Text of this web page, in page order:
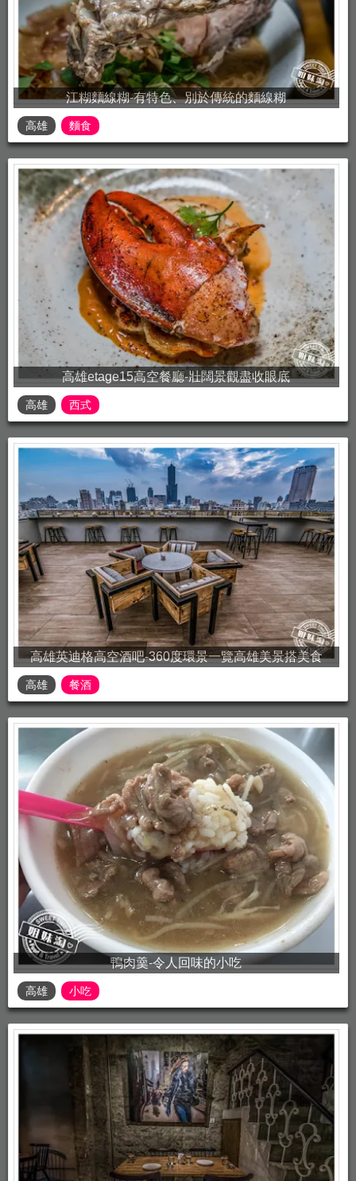
江糊麵線糊-有特色、別於傳統的麵線糊
高雄 麵食
高雄etage15高空餐廳-壯闊景觀盡收眼底
高雄 西式
高雄英迪格高空酒吧-360度環景一覽高雄美景搭美食
高雄 餐酒
鴨肉羹-令人回味的小吃
高雄 小吃